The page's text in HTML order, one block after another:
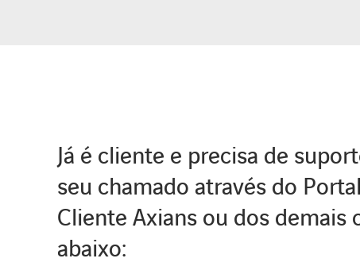
Já é cliente e precisa de
seu chamado através do
Cliente Axians ou dos demais
abaixo: